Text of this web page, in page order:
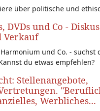
über politische und
DVDs und Co -
Verkauf
und Co. - suchst
du etwas empfehlen?
Stellenangebote,
Werbliches...